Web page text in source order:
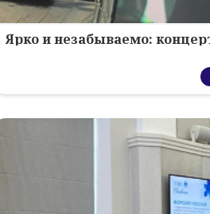
Ярко и незабываемо: